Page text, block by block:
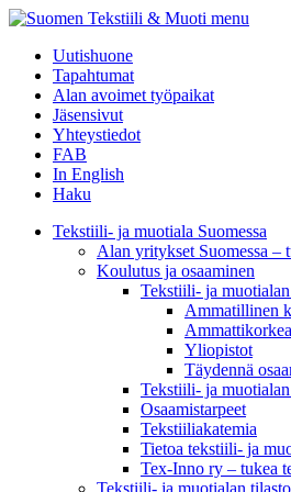
menu
Uutishuone
Tapahtumat
Alan avoimet työpaikat
Jäsensivut
Yhteystiedot
FAB
In English
Haku
Tekstiili- ja muotiala Suomessa
Alan yritykset Suomessa –
Koulutus ja osaaminen
Tekstiili- ja
Ammatillinen
Yliopistot
Täydennä
Tekstiili- ja muotialan
Osaamistarpeet
Tekstiiliakatemia
Tietoa tekstiili- ja
Tex-Inno ry – tukea
Tekstiili- ja muotialan